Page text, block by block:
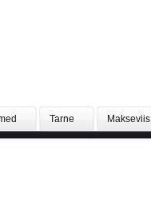
Tarne Makseviis